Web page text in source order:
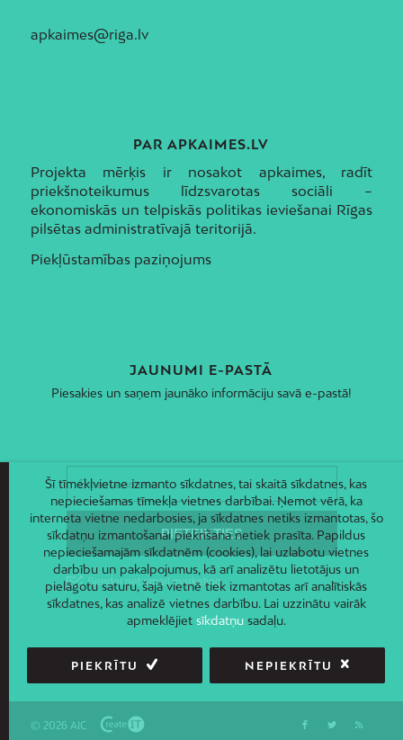
apkaimes@riga.lv
PAR APKAIMES.LV
Projekta mērķis ir nosakot apkaimes, radīt
priekšnoteikumus līdzsvarotas sociāli –
ekonomiskās un telpiskās politikas ieviešanai Rīgas
pilsētas administratīvajā teritorijā.
Piekļūstamības paziņojums
JAUNUMI E-PASTĀ
Piesakies un saņem jaunāko informāciju savā e-pastā!
© 2026 AIC
Šī tīmekļvietne izmanto sīkdatnes, tai skaitā sīkdatnes, kas
nepieciešamas tīmekļa vietnes darbībai. Ņemot vērā, ka
interneta vietne nedarbosies, ja sīkdatnes netiks izmantotas, šo
sīkdatņu izmantošanai piekrišana netiek prasīta. Papildus
nepieciešamajām sīkdatnēm (cookies), lai uzlabotu vietnes
darbību un pakalpojumus, kā arī analizētu lietotājus un
pielāgotu saturu, šajā vietnē tiek izmantotas arī analītiskās
sīkdatnes, kas analizē vietnes darbību. Lai uzzinātu vairāk
apmeklējiet sīkdatņusadaļu.
PIEKRĪTU NEPIEKRĪTU